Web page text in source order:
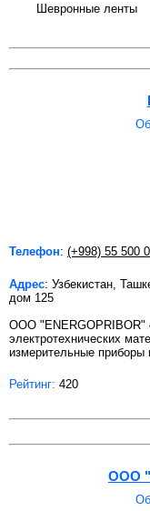
Шевронные ленты
Телефон: (+998) 55 500
Адрес: Узбекистан,
дом 125
ООО "ENERGOPRIBOR"
электротехнических
измерительные приборы
Рейтинг: 420
ООО